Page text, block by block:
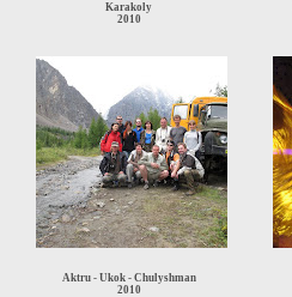
Karakoly
2010
Aktru - Ukok - Chulyshman
2010